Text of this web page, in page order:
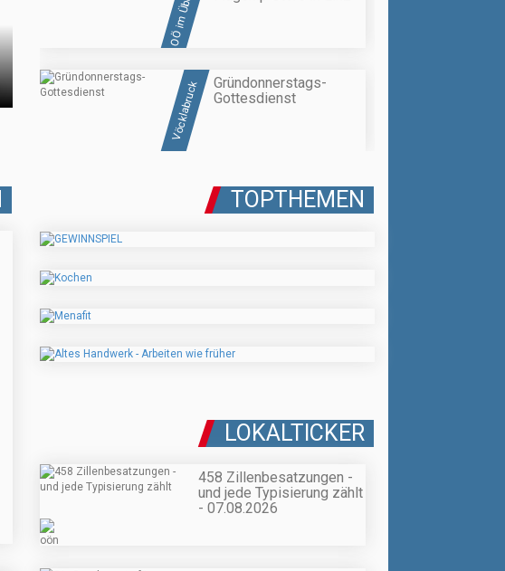
Vöcklabruck
Gründonnerstags-
Gottesdienst
TOPTHEMEN
LOKALTICKER
458 Zillenbesatzungen -
und jede Typisierung zählt
- 07.08.2026